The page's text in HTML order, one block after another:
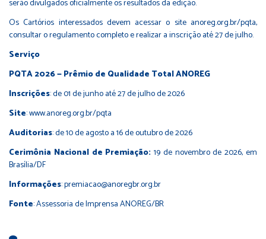
serão divulgados oficialmente os resultados da edição.
Os Cartórios interessados devem acessar o site anoreg.org.br/pqta,
consultar o regulamento completo e realizar a inscrição até 27 de julho.
Serviço
PQTA 2026 — Prêmio de Qualidade Total ANOREG
Inscrições: de 01 de junho até 27 de julho de 2026
Site: www.anoreg.org.br/pqta
Auditorias: de 10 de agosto a 16 de outubro de 2026
Cerimônia Nacional de Premiação: 19 de novembro de 2026, em
Brasília/DF
Informações: premiacao@anoregbr.org.br
Fonte: Assessoria de Imprensa ANOREG/BR